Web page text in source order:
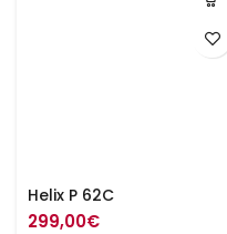
Helix P 62C
299,00€